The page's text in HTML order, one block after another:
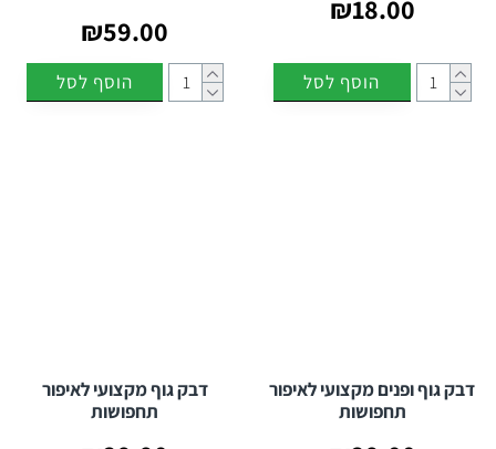
₪18.00
הוסף לסל
₪59.00
הוסף לסל
דבק גוף ופנים מקצועי לאיפור
תחפושות
דבק גוף מקצועי לאיפור
תחפושות